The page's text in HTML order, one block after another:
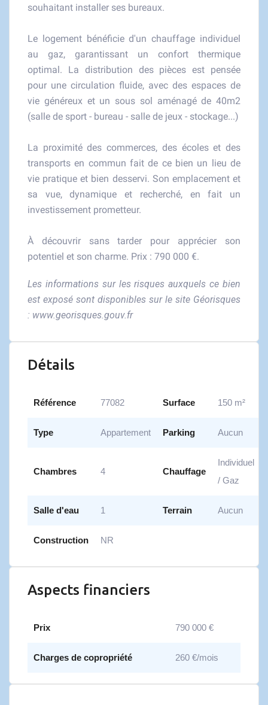
souhaitant installer ses bureaux.
Le logement bénéficie d'un chauffage individuel
au gaz, garantissant un confort thermique
optimal. La distribution des pièces est pensée
pour une circulation fluide, avec des espaces de
vie généreux et un sous sol aménagé de 40m2
(salle de sport - bureau - salle de jeux - stockage...)
La proximité des commerces, des écoles et des
transports en commun fait de ce bien un lieu de
vie pratique et bien desservi. Son emplacement et
sa vue, dynamique et recherché, en fait un
investissement prometteur.
À découvrir sans tarder pour apprécier son
potentiel et son charme. Prix : 790 000 €.
Les informations sur les risques auxquels ce bien
est exposé sont disponibles sur le site Géorisques
: www.georisques.gouv.fr
Détails
Référence 77082 Surface 150 m²
Type Appartement Parking Aucun
Chambres 4 Chauffage
Individuel
/ Gaz
Salle d'eau 1 Terrain Aucun
Construction NR
Aspects financiers
Prix 790 000 €
Charges de copropriété 260 €/mois